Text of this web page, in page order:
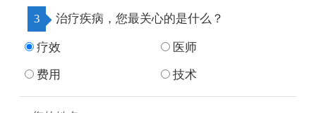
3 治疗疾病，您最关心的是什么？
疗效 医师
费用 技术